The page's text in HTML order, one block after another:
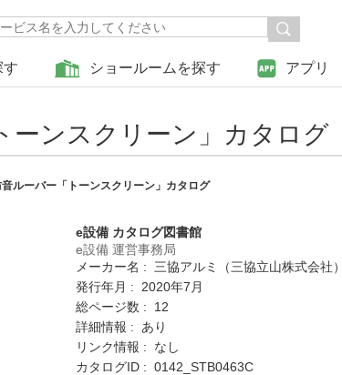
す ショールームを探す アプリ
ーンスクリーン」カタログ
ルーバー「トーンスクリーン」カタログ
e設備 カタログ図書館
e設備 運営事務局
メーカー名 : 三協アルミ（三協立山株式会社）
発行年月 : 2020年7月
総ページ数 : 12
詳細情報 : あり
リンク情報 : なし
カタログID : 0142_STB0463C